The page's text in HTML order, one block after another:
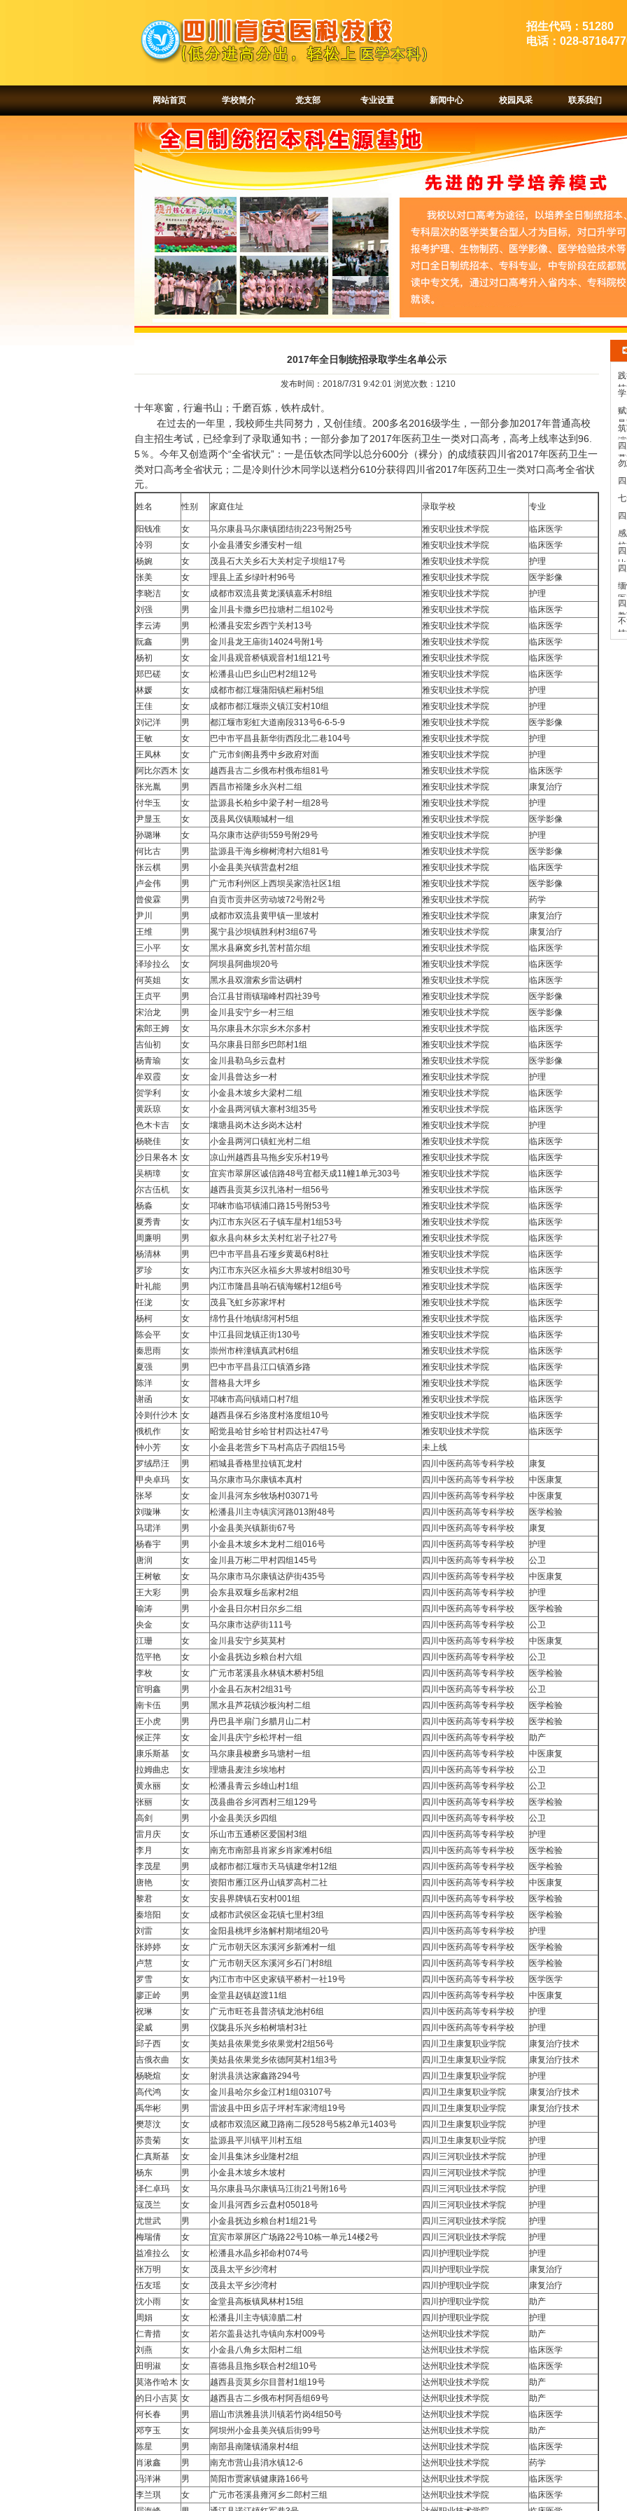
招生代码：51280
电话：028-
网站首页 学校简介 党支部 专业设置 新闻中心 校园风采 联系我们
2017年全日制统招录取学生名单公示
发布时间：2018/7/31 9:42:01 浏览次数：1210
十年寒窗，行遍书山；千磨百炼，铁杵成针。
在过去的一年里，我校师生共同努力，又创佳绩。200多名2016级学生，一部分参加2017年普通高校
自主招生考试，已经拿到了录取通知书；一部分参加了2017年医药卫生一类对口高考，高考上线率达到96.
5％。今年又创造两个“全省状元”：一是伍钦杰同学以总分600分（裸分）的成绩获四川省2017年医药卫生一
类对口高考全省状元；二是冷则什沙木同学以送档分610分获得四川省2017年医药卫生一类对口高考全省状
元。
姓名 性别 家庭住址 录取学校 专业
阳钱准 女 马尔康县马尔康镇团结街223号附25号 雅安职业技术学院
临床医学
冷羽
女 小金县潘安乡潘安村一组 雅安职业技术学院
临床医学
杨婉
女 茂县石大关乡石大关村定子坝组17号 雅安职业技术学院
护理
张美
女 理县上孟乡绿叶村96号 雅安职业技术学院
医学影像
李晓洁
女 成都市双流县黄龙溪镇嘉禾村8组 雅安职业技术学院
护理
刘强
男 金川县卡撒乡巴拉塘村二组102号 雅安职业技术学院
临床医学
李云涛
男 松潘县安宏乡西宁关村13号 雅安职业技术学院
临床医学
阮鑫
男 金川县龙王庙街14024号附1号 雅安职业技术学院
临床医学
杨初
女 金川县观音桥镇观音村1组121号 雅安职业技术学院
临床医学
郑巴磋
女 松潘县山巴乡山巴村2组12号 雅安职业技术学院
临床医学
林媛
女 成都市都江堰蒲阳镇栏厢村5组 雅安职业技术学院
护理
王佳
女 成都市都江堰崇义镇江安村10组 雅安职业技术学院
护理
刘记洋
男 都江堰市彩虹大道南段313号6-6-5-9 雅安职业技术学院
医学影像
王敏
女 巴中市平昌县新华街西段北二巷104号 雅安职业技术学院
护理
王凤林
女 广元市剑阁县秀中乡政府对面 雅安职业技术学院
护理
阿比尔西木 女 越西县古二乡俄布村俄布组81号 雅安职业技术学院
临床医学
张光胤
男 西昌市裕隆乡永兴村二组 雅安职业技术学院
康复治疗
付华玉
女 盐源县长柏乡中梁子村一组28号 雅安职业技术学院
护理
尹显玉
女 茂县凤仪镇顺城村一组 雅安职业技术学院
医学影像
孙璐琳
女 马尔康市达萨街559号附29号 雅安职业技术学院
护理
何比古
男 盐源县干海乡柳树湾村六组81号 雅安职业技术学院
医学影像
张云棋
男 小金县美兴镇营盘村2组 雅安职业技术学院
临床医学
卢金伟
男 广元市利州区上西坝吴家浩社区1组 雅安职业技术学院
医学影像
曾俊霖
男 自贡市贡井区劳动坡72号附2号 雅安职业技术学院
药学
尹川
男 成都市双流县黄甲镇一里坡村 雅安职业技术学院
康复治疗
王维
男 冕宁县沙坝镇胜利村3组67号 雅安职业技术学院
康复治疗
三小平
女 黑水县麻窝乡扎苦村苗尔组 雅安职业技术学院
临床医学
泽珍拉么
女 阿坝县阿曲坝20号 雅安职业技术学院
临床医学
何英姐
女 黑水县双溜索乡雷达碉村 雅安职业技术学院
临床医学
王贞平
男 合江县甘雨镇瑞峰村四社39号 雅安职业技术学院
医学影像
宋治龙
男 金川县安宁乡一村三组 雅安职业技术学院
医学影像
索郎王姆
女 马尔康县木尔宗乡木尔多村 雅安职业技术学院
临床医学
吉仙初
女 马尔康县日部乡巴郎村1组 雅安职业技术学院
临床医学
杨青瑜
女 金川县勒乌乡云盘村 雅安职业技术学院
医学影像
牟双霞
女 金川县曾达乡一村 雅安职业技术学院
护理
贺学利
女 小金县木坡乡大梁村二组 雅安职业技术学院
临床医学
黄跃琼
女 小金县两河镇大寨村3组35号 雅安职业技术学院
临床医学
色木卡吉
女 壤塘县岗木达乡岗木达村 雅安职业技术学院
护理
杨晓佳
女 小金县两河口镇虹光村二组 雅安职业技术学院
临床医学
沙日果各木 女 凉山州越西县马拖乡安乐村19号 雅安职业技术学院
临床医学
吴柄璋
女 宜宾市翠屏区诚信路48号宜都天成11幢1单元303号 雅安职业技术学院
临床医学
尔古伍机
女 越西县贡莫乡汉扎洛村一组56号 雅安职业技术学院
临床医学
杨淼
女 邛崃市临邛镇浦口路15号附53号 雅安职业技术学院
临床医学
夏秀青
女 内江市东兴区石子镇车星村1组53号 雅安职业技术学院
临床医学
周廉明
男 叙永县向林乡太关村红岩子社27号 雅安职业技术学院
临床医学
杨清林
男 巴中市平昌县石垭乡黄葛6村8社 雅安职业技术学院
临床医学
罗珍
女 内江市东兴区永福乡大界坡村8组30号 雅安职业技术学院
临床医学
叶礼能
男 内江市隆昌县响石镇海螺村12组6号 雅安职业技术学院
临床医学
任泷
女 茂县飞虹乡苏家坪村 雅安职业技术学院
临床医学
杨柯
女 绵竹县什地镇绵河村5组 雅安职业技术学院
临床医学
陈会平
女 中江县回龙镇正街130号 雅安职业技术学院
临床医学
秦思雨
女 崇州市梓潼镇真武村6组 雅安职业技术学院
临床医学
夏强
男 巴中市平昌县江口镇酒乡路 雅安职业技术学院
临床医学
陈洋
女 普格县大坪乡 雅安职业技术学院
临床医学
谢函
女 邛崃市高问镇靖口村7组 雅安职业技术学院
临床医学
冷则什沙木 女 越西县保石乡洛度村洛度组10号 雅安职业技术学院
临床医学
俄机作
女 昭觉县哈甘乡哈甘村四达社47号 雅安职业技术学院
临床医学
钟小芳
女 小金县老营乡下马村高店子四组15号
未上线
罗绒昂汪
男 稻城县香格里拉镇瓦龙村 四川中医药高等专科学校
康复
甲央卓玛
女 马尔康市马尔康镇本真村 四川中医药高等专科学校
中医康复
张琴
女 金川县河东乡牧场村03071号 四川中医药高等专科学校
中医康复
刘璇琳
女 松潘县川主寺镇滨河路013附48号 四川中医药高等专科学校
医学检验
马珺洋
男 小金县美兴镇新街67号 四川中医药高等专科学校
康复
杨春宇
男 小金县木坡乡木龙村二组016号 四川中医药高等专科学校
护理
唐润
女 金川县万彬二甲村四组145号 四川中医药高等专科学校
公卫
王树敏
女 马尔康市马尔康镇达萨街435号 四川中医药高等专科学校
中医康复
王大彩
男 会东县双堰乡岳家村2组 四川中医药高等专科学校
护理
喻涛
男 小金县日尔村日尔乡二组 四川中医药高等专科学校
医学检验
央金
女 马尔康市达萨街111号 四川中医药高等专科学校
公卫
江珊
女 金川县安宁乡莫莫村 四川中医药高等专科学校
中医康复
范平艳
女 小金县抚边乡粮台村六组 四川中医药高等专科学校
公卫
李枚
女 广元市茗溪县永林镇木桥村5组 四川中医药高等专科学校
医学检验
官明鑫
男 小金县石灰村2组31号 四川中医药高等专科学校
公卫
南卡伍
男 黑水县芦花镇沙板沟村二组 四川中医药高等专科学校
医学检验
王小虎
男 丹巴县半扇门乡腊月山二村 四川中医药高等专科学校
医学检验
候正萍
女 金川县庆宁乡松坪村一组 四川中医药高等专科学校
助产
康乐斯基
女 马尔康县梭磨乡马塘村一组 四川中医药高等专科学校
中医康复
拉姆曲忠
女 理塘县麦洼乡埃地村 四川中医药高等专科学校
公卫
黄永丽
女 松潘县青云乡雄山村1组 四川中医药高等专科学校
公卫
张丽
女 茂县曲谷乡河西村三组129号 四川中医药高等专科学校
医学检验
高剑
男 小金县美沃乡四组 四川中医药高等专科学校
公卫
雷月庆
女 乐山市五通桥区爱国村3组 四川中医药高等专科学校
护理
李月
女 南充市南部县肖家乡肖家滩村6组 四川中医药高等专科学校
医学检验
李茂星
男 成都市都江堰市天马镇建华村12组 四川中医药高等专科学校
医学检验
唐艳
女 资阳市雁江区丹山镇罗高村二社 四川中医药高等专科学校
中医康复
黎君
女 安县界牌镇石安村001组 四川中医药高等专科学校
医学检验
秦培阳
女 成都市武侯区金花镇七里村3组 四川中医药高等专科学校
医学检验
刘雷
女 金阳县桃坪乡洛解村期堵组20号 四川中医药高等专科学校
护理
张婷婷
女 广元市朝天区东溪河乡新滩村一组 四川中医药高等专科学校
医学检验
卢慧
女 广元市朝天区东溪河乡石门村8组 四川中医药高等专科学校
医学检验
罗雪
女 内江市市中区史家镇平桥村一社19号 四川中医药高等专科学校
医学医学
廖正岭
男 金堂县赵镇赵渡11组 四川中医药高等专科学校
中医康复
祝琳
女 广元市旺苍县普济镇龙池村6组 四川中医药高等专科学校
护理
梁威
男 仪陇县乐兴乡柏树墙村3社 四川中医药高等专科学校
护理
邱子西
女 美姑县依果觉乡依果觉村2组56号 四川卫生康复职业学院
康复治疗技术
吉俄衣曲
女 美姑县依果觉乡依德阿莫村1组3号 四川卫生康复职业学院
康复治疗技术
杨晓煊
女 射洪县洪达家鑫路294号 四川卫生康复职业学院
护理
高代鸿
女 金川县哈尔乡金江村1组03107号 四川卫生康复职业学院
康复治疗技术
禹华彬
男 雷波县中田乡店子坪村车家湾组19号 四川卫生康复职业学院
康复治疗技术
樊荩汶
女 成都市双流区藏卫路南二段528号5栋2单元1403号 四川卫生康复职业学院
护理
苏贵菊
女 盐源县平川镇平川村五组 四川卫生康复职业学院
护理
仁真斯基
女 金川县集沐乡业隆村2组 四川三河职业技术学院
护理
杨东
男 小金县木坡乡木坡村 四川三河职业技术学院
护理
泽仁卓玛
女 马尔康县马尔康镇马江街21号附16号 四川三河职业技术学院
护理
寇茂兰
女 金川县河西乡云盘村05018号 四川三河职业技术学院
护理
尤世武
男 小金县抚边乡粮台村1组21号 四川三河职业技术学院
护理
梅瑞倩
女 宜宾市翠屏区广场路22号10栋一单元14楼2号 四川三河职业技术学院
护理
益准拉么
女 松潘县水晶乡祁命村074号 四川护理职业学院
护理
张万明
女 茂县太平乡沙湾村 四川护理职业学院
康复治疗
伍友瑶
女 茂县太平乡沙湾村 四川护理职业学院
康复治疗
沈小雨
女 金堂县高板镇凤林村15组 四川护理职业学院
助产
周娟
女 松潘县川主寺镇漳腊二村 四川护理职业学院
护理
仁青措
女 若尔盖县达扎寺镇向东村009号 达州职业技术学院
助产
刘燕
女 小金县八角乡太阳村二组 达州职业技术学院
临床医学
田明淑
女 喜德县且拖乡联合村2组10号 达州职业技术学院
临床医学
莫洛作哈木 女 越西县贡莫乡尔目普村1组19号 达州职业技术学院
助产
的日小吉莫 女 越西县古二乡俄布村阿吾组69号 达州职业技术学院
助产
何长春
男 眉山市洪雅县洪川镇若竹岗4组50号 达州职业技术学院
临床医学
邓亨玉
女 阿坝州小金县美兴镇后街99号 达州职业技术学院
助产
陈星
男 南部县南隆镇涌泉村4组 达州职业技术学院
临床医学
肖湫鑫
男 南充市营山县消水镇12-6 达州职业技术学院
药学
冯洋淋
男 简阳市贾家镇健康路166号 达州职业技术学院
临床医学
李兰琪
女 广元市苍溪县雍河乡二郎村三组 达州职业技术学院
临床医学